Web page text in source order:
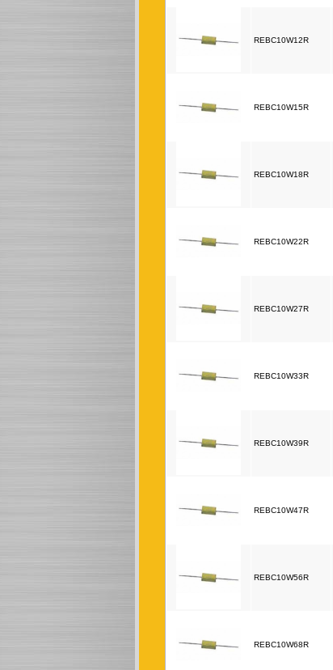
REBC10W12R
REBC10W15R
REBC10W18R
REBC10W22R
REBC10W27R
REBC10W33R
REBC10W39R
REBC10W47R
REBC10W56R
REBC10W68R